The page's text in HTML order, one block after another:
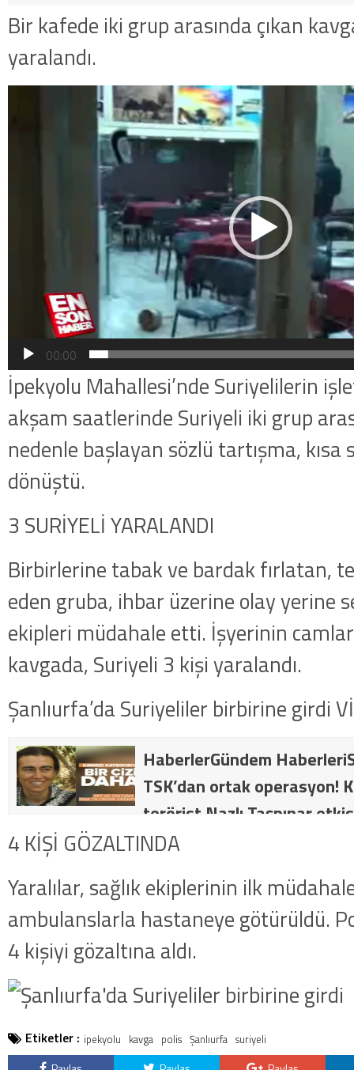
Bir kafede iki grup arasında çıkan
yaralandı.
00:00
İpekyolu Mahallesi’nde Suriyelilerin
akşam saatlerinde Suriyeli iki grup
nedenle başlayan sözlü tartışma, kısa
dönüştü.
3 SURİYELİ YARALANDI
Birbirlerine tabak ve bardak fırlatan,
eden gruba, ihbar üzerine olay yerine
ekipleri müdahale etti. İşyerinin
kavgada, Suriyeli 3 kişi yaralandı.
Şanlıurfa’da Suriyeliler birbirine girdi
HaberlerGündem
TSK’dan ortak operasyon!
terörist Nazlı Taşpınar
dakika: MİT ve TSK’dan
getirildi .
4 KİŞİ GÖZALTINDA
Yaralılar, sağlık ekiplerinin ilk
ambulanslarla hastaneye götürüldü.
4 kişiyi gözaltına aldı.
Etiketler : ipekyolu kavga polis Şanlıurfa suriyeli